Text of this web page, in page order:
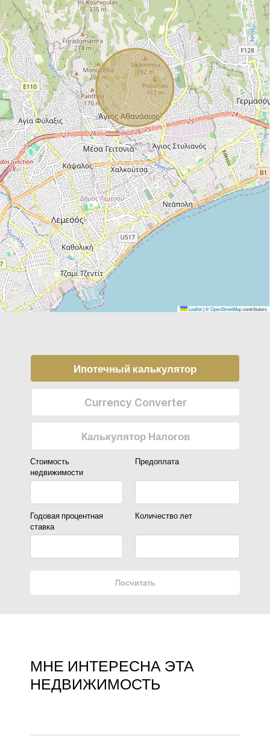
Leaflet|©OpenStreetMapcontributors
МНЕ ИНТЕРЕСНА ЭТА
НЕДВИЖИМОСТЬ
Ипотечный калькулятор
Currency Converter
Калькулятор Налогов
Стоимость
недвижимости
Предоплата
Годовая процентная
ставка
Количество лет
Посчитать